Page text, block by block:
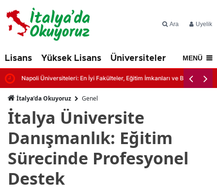
Ara Üyelik
Lisans Yüksek Lisans Üniversiteler İtalya'da
MENÜ
Napoli Üniversiteleri: En İyi Fakülteler, Eğitim İmkanları ve Başvuru
İtalya’da Okuyoruz Genel
İtalya Üniversite
Danışmanlık: Eğitim
Sürecinde Profesyonel
Destek